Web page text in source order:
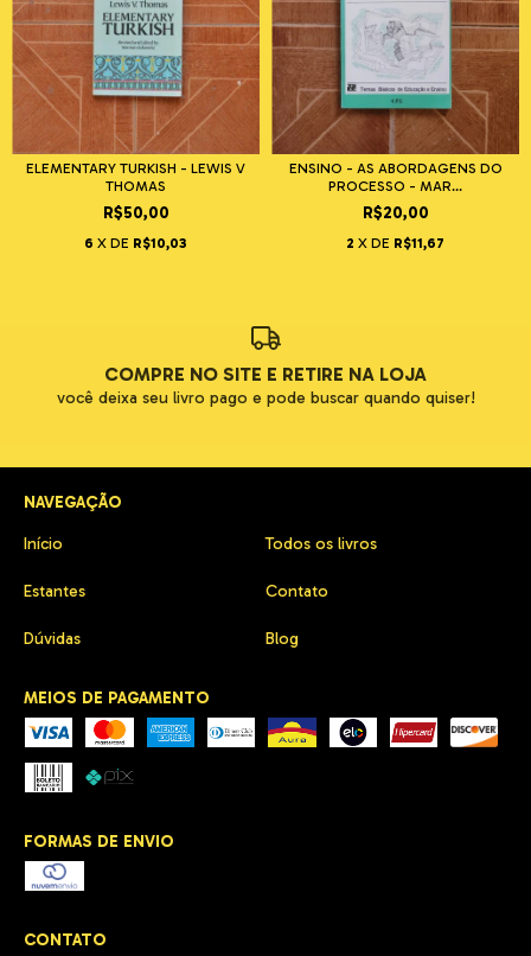
ELEMENTARY TURKISH - LEWIS V
THOMAS
R$50,00
6 X DE R$10,03
ENSINO - AS ABORDAGENS DO
PROCESSO - MAR...
R$20,00
2 X DE R$11,67
COMPRE NO SITE E RETIRE NA LOJA
você deixa seu livro pago e pode buscar quando quiser!
NAVEGAÇÃO
Início Todos os livros
Estantes Contato
Dúvidas Blog
MEIOS DE PAGAMENTO
FORMAS DE ENVIO
CONTATO